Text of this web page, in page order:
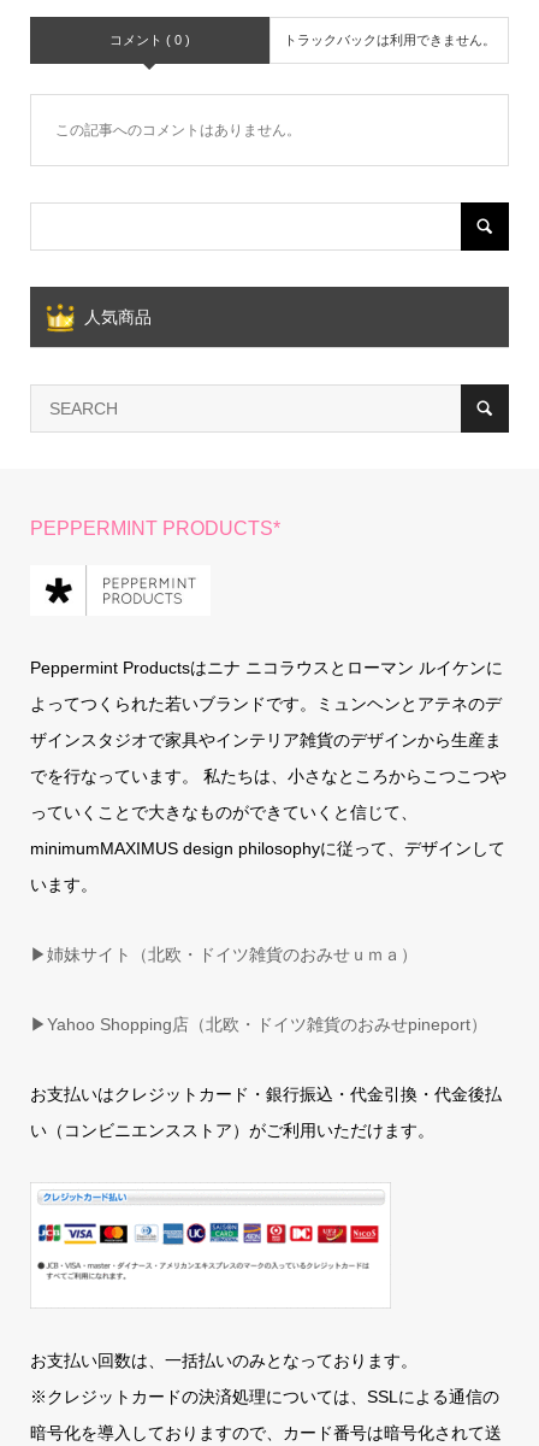
コメント ( 0 ) トラックバックは利用できません。
この記事へのコメントはありません。
人気商品
PEPPERMINT PRODUCTS*
Peppermint Productsはニナ ニコラウスとローマン ルイケンに
よってつくられた若いブランドです。ミュンヘンとアテネのデ
ザインスタジオで家具やインテリア雑貨のデザインから生産ま
でを行なっています。 私たちは、小さなところからこつこつや
っていくことで大きなものができていくと信じて、
minimumMAXIMUS design philosophyに従って、デザインして
います。
▶姉妹サイト（北欧・ドイツ雑貨のおみせｕｍａ）
▶Yahoo Shopping店（北欧・ドイツ雑貨のおみせpineport）
お支払いはクレジットカード・銀行振込・代金引換・代金後払
い（コンビニエンスストア）がご利用いただけます。
お支払い回数は、一括払いのみとなっております。
※クレジットカードの決済処理については、SSLによる通信の
暗号化を導入しておりますので、カード番号は暗号化されて送